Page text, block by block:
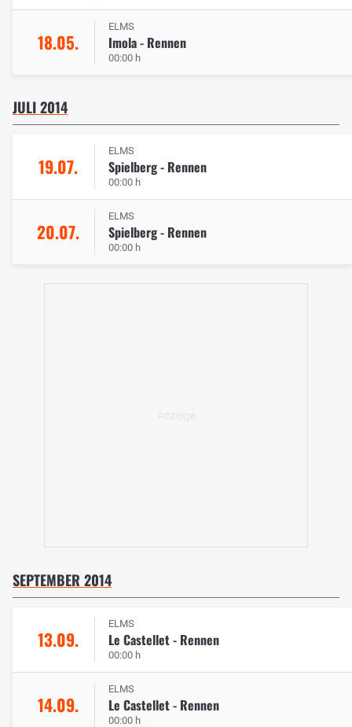
18.05.
ELMS
Imola - Rennen
00:00 h
JULI 2014
19.07.
ELMS
Spielberg - Rennen
00:00 h
20.07.
ELMS
Spielberg - Rennen
00:00 h
SEPTEMBER 2014
13.09.
ELMS
Le Castellet - Rennen
00:00 h
14.09.
ELMS
Le Castellet - Rennen
00:00 h